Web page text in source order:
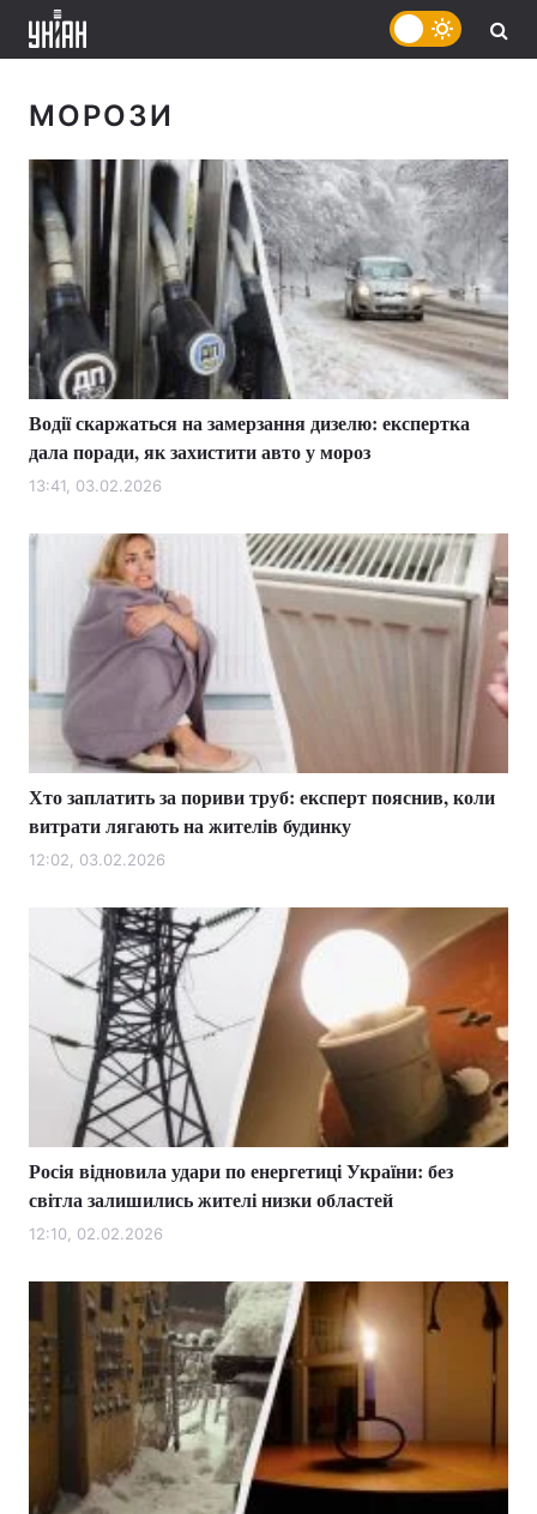
Головна Війна
Україна
Економіка Світ
Спорт Наука
Техно і зв'язок
Інциденти
Здоров'я Туризм
МОРОЗИ
Водії скаржаться на замерзання дизелю: експертка
дала поради, як захистити авто у мороз
13:41, 03.02.2026
Хто заплатить за пориви труб: експерт пояснив, коли
витрати лягають на жителів будинку
12:02, 03.02.2026
Росія відновила удари по енергетиці України: без
світла залишились жителі низки областей
12:10, 02.02.2026